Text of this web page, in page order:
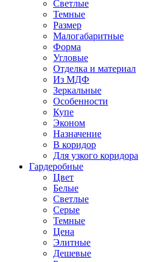
Светлые
Темные
Размер
Малогабаритные
Форма
Угловые
Отделка и материал
Из МДФ
Зеркальные
Особенности
Купе
Эконом
Назначение
В коридор
Для узкого коридора
Гардеробные
Цвет
Белые
Светлые
Серые
Темные
Цена
Элитные
Дешевые